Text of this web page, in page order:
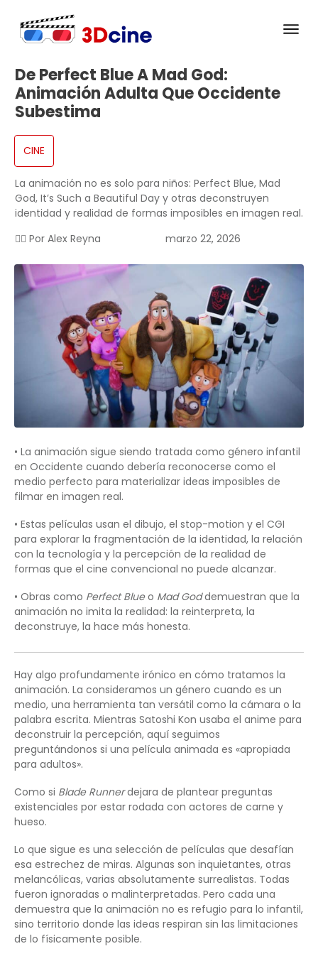
De Perfect Blue A Mad God:
Animación Adulta Que Occidente
Subestima
CINE
La animación no es solo para niños: Perfect Blue, Mad
God, It’s Such a Beautiful Day y otras deconstruyen
identidad y realidad de formas imposibles en imagen real.
✍🏻 Por Alex Reyna marzo 22, 2026
• La animación sigue siendo tratada como género infantil
en Occidente cuando debería reconocerse como el
medio perfecto para materializar ideas imposibles de
filmar en imagen real.
• Estas películas usan el dibujo, el stop-motion y el CGI
para explorar la fragmentación de la identidad, la relación
con la tecnología y la percepción de la realidad de
formas que el cine convencional no puede alcanzar.
• Obras como Perfect Blueo Mad Goddemuestran que la
animación no imita la realidad: la reinterpreta, la
deconstruye, la hace más honesta.
Hay algo profundamente irónico en cómo tratamos la
animación. La consideramos un género cuando es un
medio, una herramienta tan versátil como la cámara o la
palabra escrita. Mientras Satoshi Kon usaba el anime para
deconstruir la percepción, aquí seguimos
preguntándonos si una película animada es «apropiada
para adultos».
Como si Blade Runnerdejara de plantear preguntas
existenciales por estar rodada con actores de carne y
hueso.
Lo que sigue es una selección de películas que desafían
esa estrechez de miras. Algunas son inquietantes, otras
melancólicas, varias absolutamente surrealistas. Todas
fueron ignoradas o malinterpretadas. Pero cada una
demuestra que la animación no es refugio para lo infantil,
sino territorio donde las ideas respiran sin las limitaciones
de lo físicamente posible.